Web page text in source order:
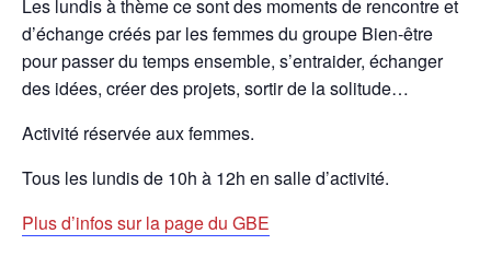
Les lundis à thème ce sont des moments de rencontre et
d’échange créés par les femmes du groupe Bien-être
pour passer du temps ensemble, s’entraider, échanger
des idées, créer des projets, sortir de la solitude…
Activité réservée aux femmes.
Tous les lundis de 10h à 12h en salle d’activité.
Plus d’infos sur la page du GBE